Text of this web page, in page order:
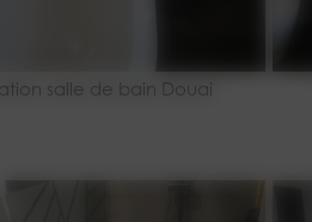
salle de bain Douai